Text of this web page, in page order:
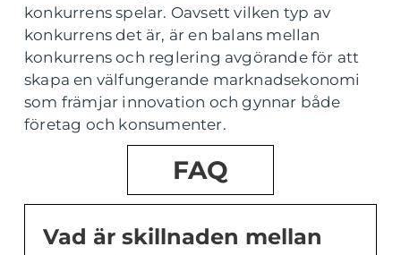
konkurrens spelar. Oavsett vilken typ av
konkurrens det är, är en balans mellan
konkurrens och reglering avgörande för att
skapa en välfungerande marknadsekonomi
som främjar innovation och gynnar både
företag och konsumenter.
FAQ
Vad är skillnaden mellan